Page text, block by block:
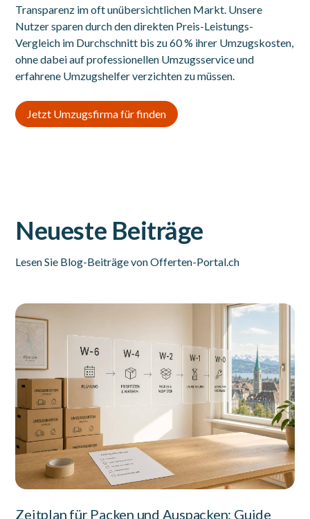
Transparenz im oft unübersichtlichen Markt. Unsere
Nutzer sparen durch den direkten Preis-Leistungs-
Vergleich im Durchschnitt bis zu 60 % ihrer Umzugskosten,
ohne dabei auf professionellen Umzugsservice und
erfahrene Umzugshelfer verzichten zu müssen.
Jetzt Umzugsfirma für finden
Neueste Beiträge
Lesen Sie Blog-Beiträge von Offerten-Portal.ch
Zeitplan für Packen und Auspacken: Guide